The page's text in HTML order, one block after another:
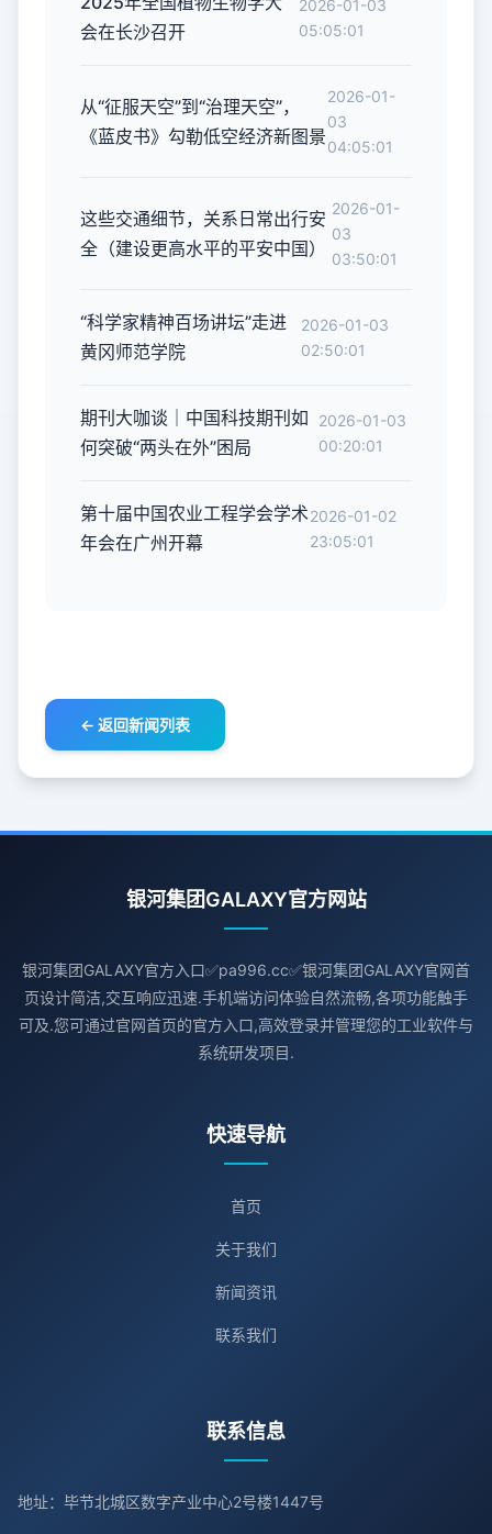
会在长沙召开
2026-01-03
05:05:01
从“征服天空”到“治理天空”，
《蓝皮书》勾勒低空经济新图景
2026-01-
03
04:05:01
这些交通细节，关系日常出行安
全（建设更高水平的平安中国）
2026-01-
03
03:50:01
“科学家精神百场讲坛”走进
黄冈师范学院
2026-01-03
02:50:01
期刊大咖谈｜中国科技期刊如
何突破“两头在外”困局
2026-01-03
00:20:01
第十届中国农业工程学会学术
年会在广州开幕
2026-01-02
23:05:01
← 返回新闻列表
银河集团GALAXY官方网站
银河集团GALAXY官方入口✅pa996.cc✅银河集团GALAXY官网首
页设计简洁,交互响应迅速.手机端访问体验自然流畅,各项功能触手
可及.您可通过官网首页的官方入口,高效登录并管理您的工业软件与
系统研发项目.
快速导航
首页
关于我们
新闻资讯
联系我们
联系信息
地址：毕节北城区数字产业中心2号楼1447号